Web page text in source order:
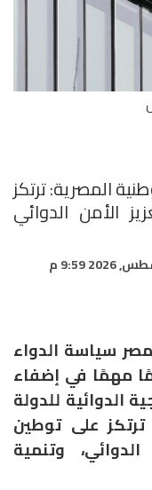
المصرية: ترتكز
الأمن الدوائي
سياسة الدواء
مهمًا في إضفاء
الدوائية للدولة
مصر 2030، التي ترتكز على توطين
وتنمية